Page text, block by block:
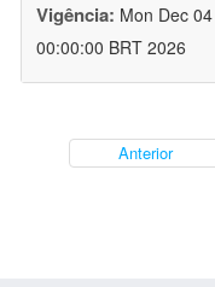
Vigência: Mon Dec
00:00:00 BRT 2026
Anterior